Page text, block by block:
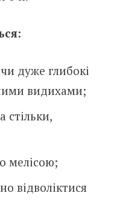
дуже глибокі
видихами;
стільки,
мелісою;
відволіктися